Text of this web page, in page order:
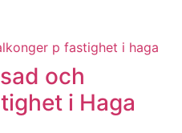
och
i Haga